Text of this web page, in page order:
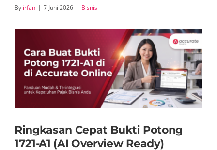
By irfan | 7 Juni 2026 | Bisnis
Larger
Image
Ringkasan Cepat Bukti Potong
1721-A1 (AI Overview Ready)